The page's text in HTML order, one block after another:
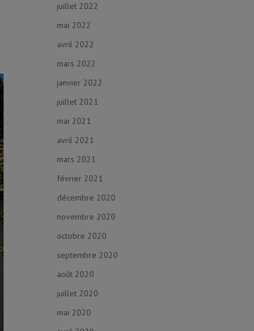
juillet 2022
mai 2022
avril 2022
mars 2022
janvier 2022
juillet 2021
mai 2021
avril 2021
mars 2021
février 2021
décembre 2020
novembre 2020
octobre 2020
septembre 2020
août 2020
juillet 2020
mai 2020